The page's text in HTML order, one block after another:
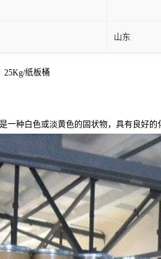
山东
纸板桶
一种白色或淡黄色的固状物，具有良好